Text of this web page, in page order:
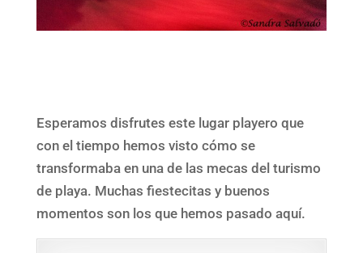
Esperamos disfrutes este lugar playero que
con el tiempo hemos visto cómo se
transformaba en una de las mecas del turismo
de playa. Muchas fiestecitas y buenos
momentos son los que hemos pasado aquí.